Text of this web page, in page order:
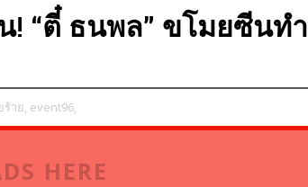
! “ตี๋ ธนพล” ขโมยซีนทำ
าย, event96,
HERE